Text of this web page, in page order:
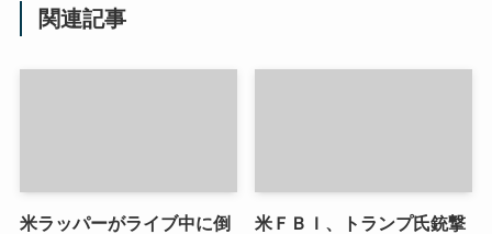
関連記事
米ラッパーがライブ中に倒
米ＦＢＩ、トランプ氏銃撃